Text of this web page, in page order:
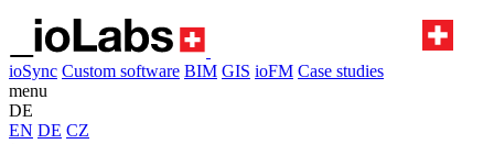
ioSync Custom software BIM GIS ioFM Case studies
menu
DE
EN DE CZ